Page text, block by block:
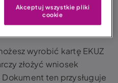
zasadach, jakie
kraju.
wyrobić kartę EKUZ
złożyć wniosek
ten przysługuje
Akceptuj wszystkie pliki
cookie